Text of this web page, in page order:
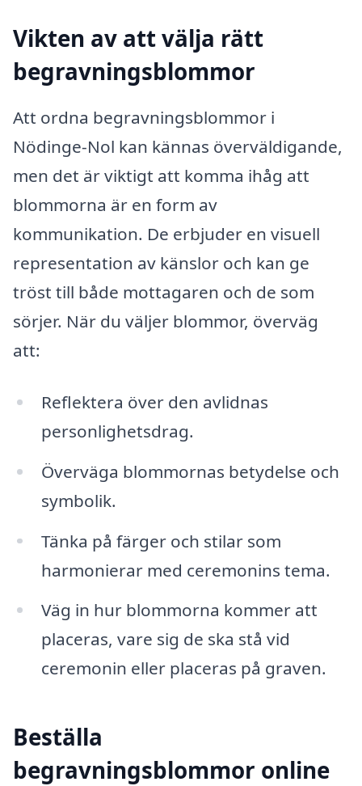
Vikten av att välja rätt
begravningsblommor
Att ordna begravningsblommor i
Nödinge-Nol kan kännas överväldigande,
men det är viktigt att komma ihåg att
blommorna är en form av
kommunikation. De erbjuder en visuell
representation av känslor och kan ge
tröst till både mottagaren och de som
sörjer. När du väljer blommor, överväg
att:
Reflektera över den avlidnas
personlighetsdrag.
Överväga blommornas betydelse och
symbolik.
Tänka på färger och stilar som
harmonierar med ceremonins tema.
Väg in hur blommorna kommer att
placeras, vare sig de ska stå vid
ceremonin eller placeras på graven.
Beställa
begravningsblommor online